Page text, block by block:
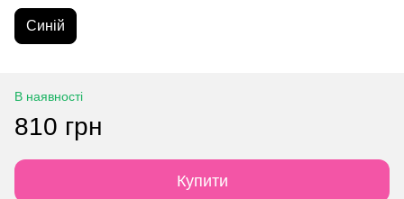
Синій
В наявності
810 грн
Купити